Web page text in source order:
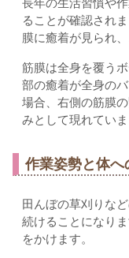
ることが確認され
膜に癒着が見られ
筋膜は全身を覆う
部の癒着が全身の
場合、右側の筋膜
みとして現れていま
作業姿勢と体へ
田んぼの草刈りな
続けることになり
をかけます。